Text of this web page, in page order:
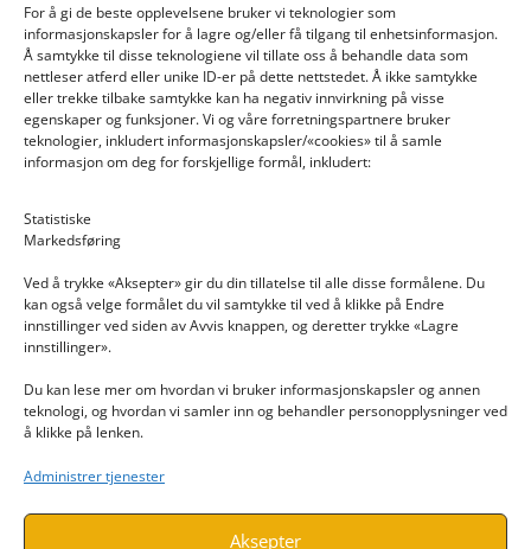
For å gi de beste opplevelsene bruker vi teknologier som
informasjonskapsler for å lagre og/eller få tilgang til enhetsinformasjon.
Å samtykke til disse teknologiene vil tillate oss å behandle data som
nettleser atferd eller unike ID-er på dette nettstedet. Å ikke samtykke
eller trekke tilbake samtykke kan ha negativ innvirkning på visse
egenskaper og funksjoner. Vi og våre forretningspartnere bruker
teknologier, inkludert informasjonskapsler/«cookies» til å samle
informasjon om deg for forskjellige formål, inkludert:
Statistiske
Markedsføring
Ved å trykke «Aksepter» gir du din tillatelse til alle disse formålene. Du
kan også velge formålet du vil samtykke til ved å klikke på Endre
innstillinger ved siden av Avvis knappen, og deretter trykke «Lagre
innstillinger».
Du kan lese mer om hvordan vi bruker informasjonskapsler og annen
teknologi, og hvordan vi samler inn og behandler personopplysninger ved
å klikke på lenken.
Administrer tjenester
Aksepter
INFORMASJON
Personvern